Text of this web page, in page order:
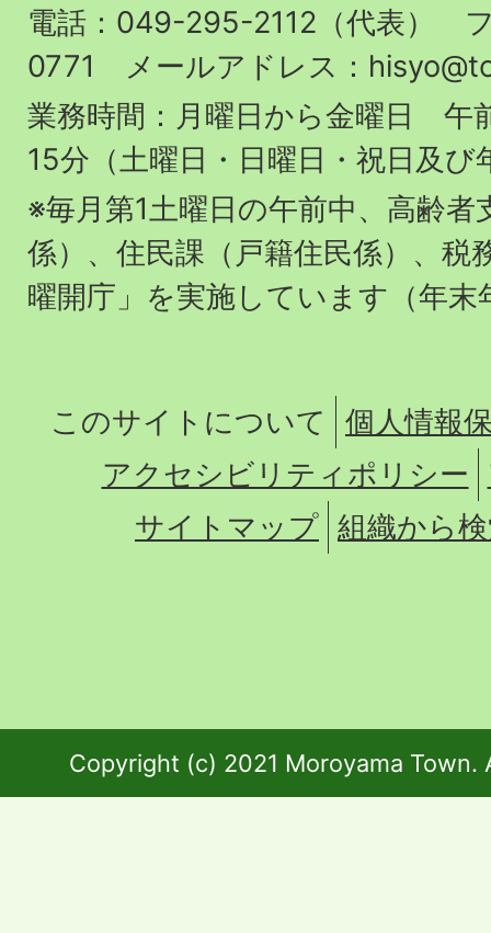
役
場
電話：049-295-2112（代表）
0771 メールアドレス：
業務時間：月曜日から金曜日 午
15分（土曜日・日曜日・祝日及び
※毎月第1土曜日の午前中、高齢者
係）、住民課（戸籍住民係）、税
曜開庁」を実施しています（年末
このサイトについて
個人情報
アクセシビリティポリシー
サイトマップ 組織から
Copyright (c) 2021 Moroyama Town.